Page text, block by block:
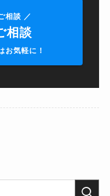
相談 ／
相談
お気軽に！